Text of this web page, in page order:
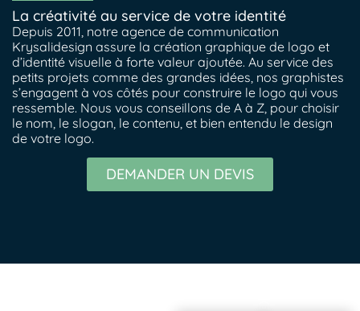
La créativité au service de votre identité
Depuis 2011, notre agence de communication
Krysalidesign assure la création graphique de logo et
d’identité visuelle à forte valeur ajoutée. Au service des
petits projets comme des grandes idées, nos graphistes
s’engagent à vos côtés pour construire le logo qui vous
ressemble. Nous vous conseillons de A à Z, pour choisir
le nom, le slogan, le contenu, et bien entendu le design
de votre logo.
DEMANDER UN DEVIS